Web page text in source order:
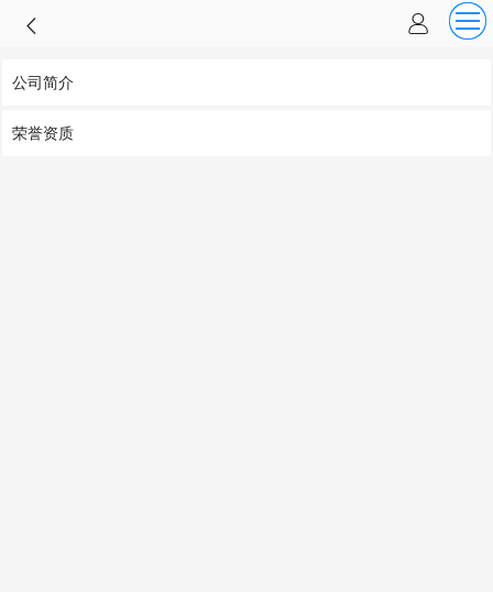
公司简介
荣誉资质